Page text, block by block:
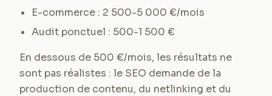
E-commerce : 2 500-5 000 €/mois
Audit ponctuel : 500-1 500 €
En dessous de 500 €/mois, les résultats ne
sont pas réalistes : le SEO demande de la
production de contenu, du netlinking et du